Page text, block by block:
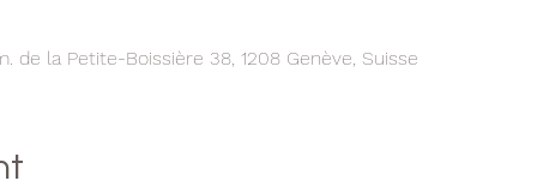
de la Petite-Boissière 38, 1208 Genève, Suisse